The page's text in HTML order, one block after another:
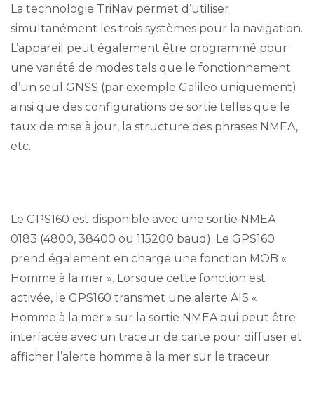
La technologie TriNav permet d’utiliser
simultanément les trois systèmes pour la navigation.
L’appareil peut également être programmé pour
une variété de modes tels que le fonctionnement
d’un seul GNSS (par exemple Galileo uniquement)
ainsi que des configurations de sortie telles que le
taux de mise à jour, la structure des phrases NMEA,
etc.
Le GPS160 est disponible avec une sortie NMEA
0183 (4800, 38400 ou 115200 baud). Le GPS160
prend également en charge une fonction MOB «
Homme à la mer ». Lorsque cette fonction est
activée, le GPS160 transmet une alerte AIS «
Homme à la mer » sur la sortie NMEA qui peut être
interfacée avec un traceur de carte pour diffuser et
afficher l’alerte homme à la mer sur le traceur.